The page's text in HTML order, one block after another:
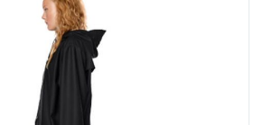
Indispensable
pour